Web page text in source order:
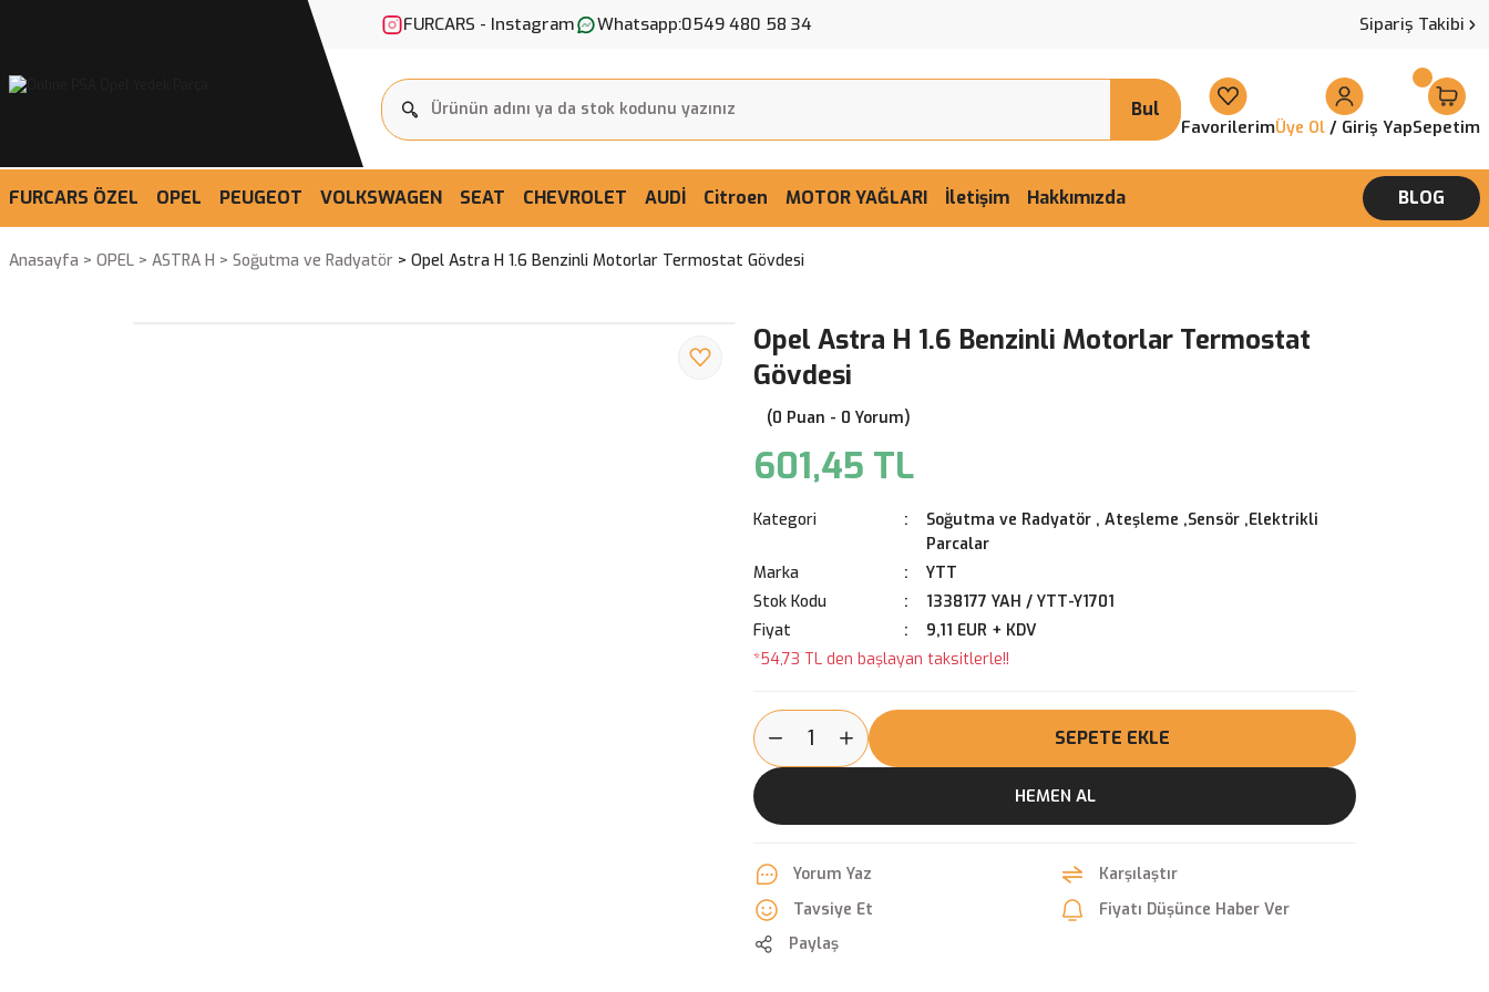
FURCARS - Instagram Whatsapp:0549 480 58 34 Sipariş Takibi
Bul
FavorilerimÜye Ol / Giriş YapSepetim
FURCARS ÖZEL OPEL PEUGEOT VOLKSWAGEN SEAT CHEVROLET AUDİ Citroen MOTOR YAĞLARI İletişim Hakkımızda BLOG
Anasayfa OPEL ASTRA H Soğutma ve Radyatör Opel Astra H 1.6 Benzinli Motorlar Termostat Gövdesi
Opel Astra H 1.6 Benzinli Motorlar Termostat
Gövdesi
(0 Puan - 0 Yorum)
601,45 TL
Kategori Soğutma ve Radyatör , Ateşleme ,Sensör ,Elektrikli
Parcalar
Marka
YTT
Stok Kodu
1338177 YAH / YTT-Y1701
Fiyat
9,11 EUR + KDV
*54,73 TL den başlayan taksitlerle!!
SEPETE EKLE
HEMEN AL
Yorum Yaz
Karşılaştır
Tavsiye Et
Fiyatı Düşünce Haber Ver
Paylaş